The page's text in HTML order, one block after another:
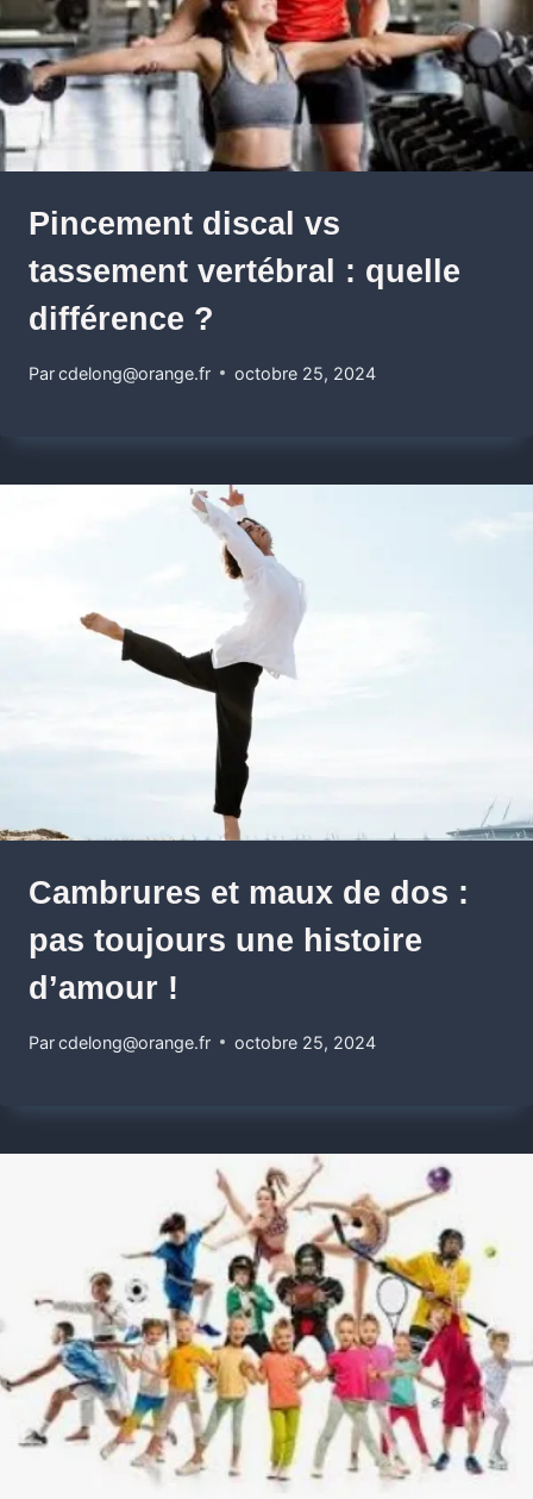
Pincement discal vs
tassement vertébral : quelle
différence ?
Parcdelong@orange.fr octobre 25, 2024
Cambrures et maux de dos :
pas toujours une histoire
d’amour !
Parcdelong@orange.fr octobre 25, 2024